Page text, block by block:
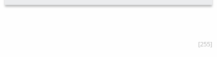
[255]